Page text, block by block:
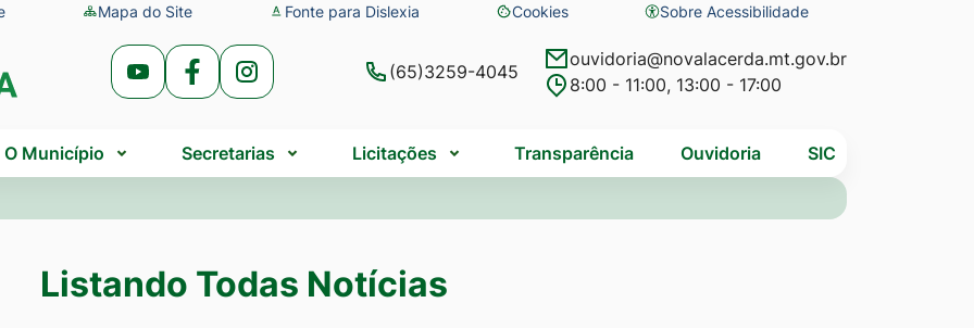
Mapa do Site Fonte para Dislexia Cookies
Abrir
preferências
de
Sobre Acessibilidade
Acessar
Rede
Social
Youtube
Acessar
Rede
Social
Facebook
Acessar
Rede
Social
Instagram
(65)3259-4045
ouvidoria@novalacerda.mt.gov.br
8:00 - 11:00, 13:00 - 17:00
O Município Secretarias Licitações Transparência Ouvidoria SIC
Listando Todas Notícias